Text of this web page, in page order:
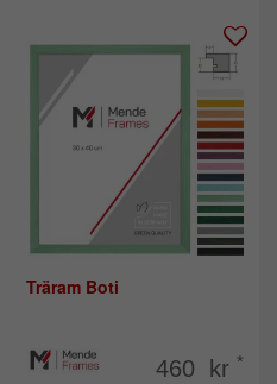
Träram Boti
460 kr *